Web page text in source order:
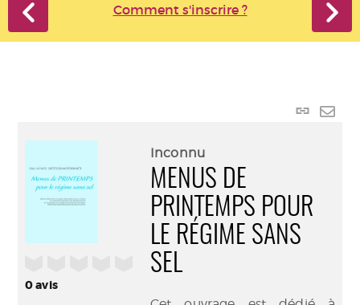
Comment s'inscrire ?
Lien
0avis
Inconnu
MENUS DE
PRINTEMPS POUR
LE RÉGIME SANS
SEL